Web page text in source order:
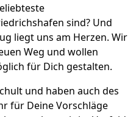
sind? Und
liegt uns am Herzen. Wir
Weg und wollen
für Dich gestalten.
und haben auch des
für Deine Vorschläge